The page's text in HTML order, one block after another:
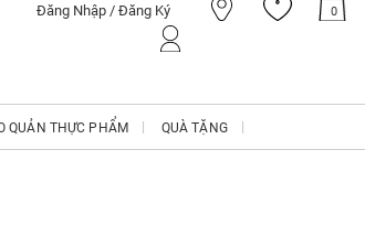
Đăng Nhập / Đăng Ký 0
QUẢN THỰC PHẨM QUÀ TẶNG